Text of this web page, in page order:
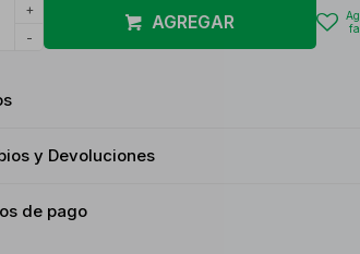
+
-
AGREGAR
y Devoluciones
de pago